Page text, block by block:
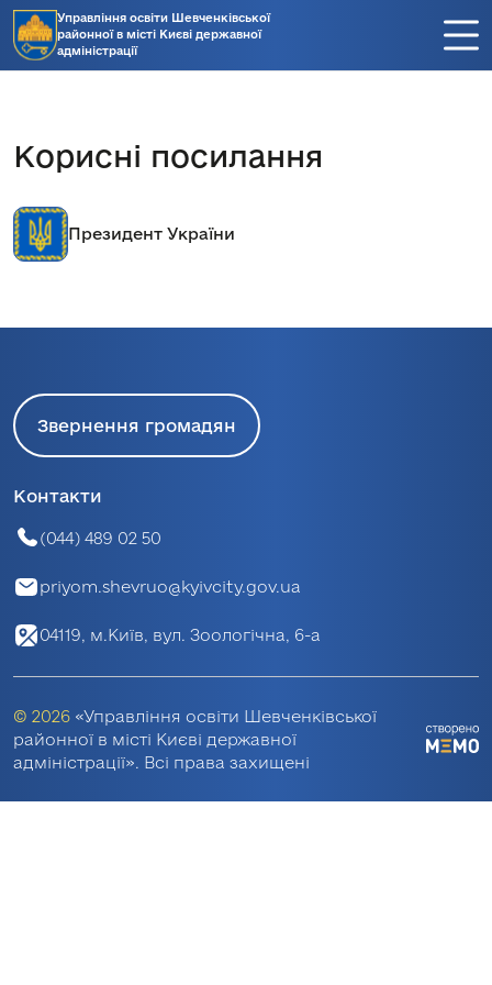
Управління освіти Шевченківської
районної в місті Києві державної
адміністрації
Корисні посилання
Президент України
Звернення громадян
Контакти
(044) 489 02 50
priyom.shevruo@kyivcity.gov.ua
04119, м.Київ, вул. Зоологічна, 6-а
© 2026 «Управління освіти Шевченківської
районної в місті Києві державної
адміністрації». Всі права захищені